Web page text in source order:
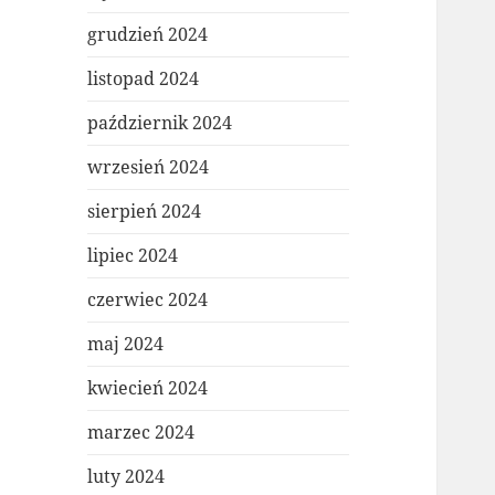
grudzień 2024
listopad 2024
październik 2024
wrzesień 2024
sierpień 2024
lipiec 2024
czerwiec 2024
maj 2024
kwiecień 2024
marzec 2024
luty 2024